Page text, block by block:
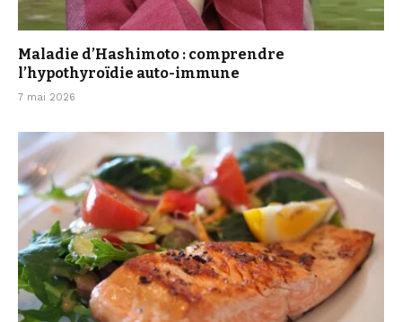
Maladie d’Hashimoto : comprendre
l’hypothyroïdie auto-immune
7 mai 2026